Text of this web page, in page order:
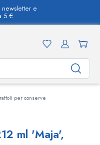
newsletter e
5 €
per conserve
ml 'Maja',